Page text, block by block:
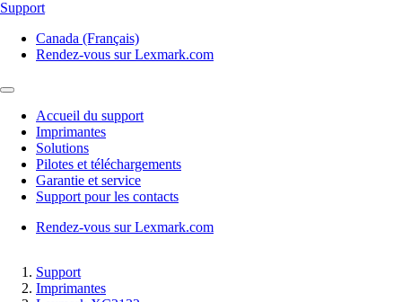
Support
Canada (Français)
Rendez-vous sur Lexmark.com
Accueil du support
Imprimantes
Solutions
Pilotes et téléchargements
Garantie et service
Support pour les contacts
Rendez-vous sur Lexmark.com
Support
Imprimantes